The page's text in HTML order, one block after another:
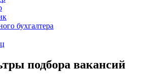
бухгалтера
подбора вакансий